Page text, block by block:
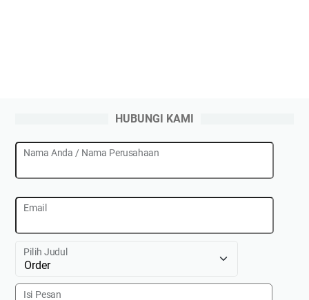
HUBUNGI KAMI
Nama Anda / Nama Perusahaan
Email
Pilih Judul
Isi Pesan